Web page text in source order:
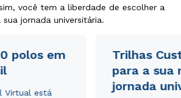
você tem a liberdade de escolher a
jornada universitária.
polos em
Virtual está
Trilhas
para a sua
jornada
com a Política de Privacidade.e
dados sejam utilizados para o
da Cruzeiro do Sul.